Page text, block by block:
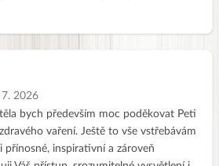
7. 2026
bych především moc poděkovat Peti
vaření. Ještě to vše vstřebávám
inspirativní a zároveň